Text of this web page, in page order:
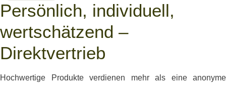
Persönlich, individuell,
wertschätzend –
Direktvertrieb
Hochwertige Produkte verdienen mehr als eine anonyme